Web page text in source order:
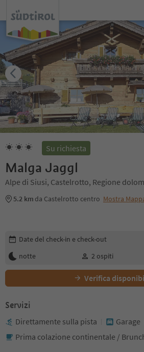
Su richiesta
Malga Jaggl
Alpe di Siusi, Castelrotto, Regione
5.2 km da Castelrotto centro Mostra
Modifica i dettagli della prenotazione
Date del check-in e check-out
notte
2 ospiti
Verifica
Servizi
Direttamente sulla pista Garage
Prima colazione continentale /